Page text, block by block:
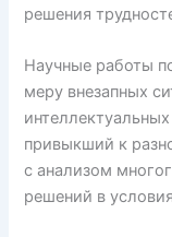
решения
Научные работы
меру внезапных
привыкший к
с анализом
решений в